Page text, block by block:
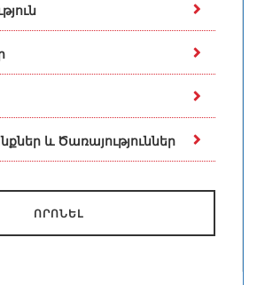
և Ծառայություններ
ՈՐՈՆԵԼ